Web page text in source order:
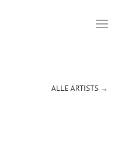
ALLE ARTISTS →